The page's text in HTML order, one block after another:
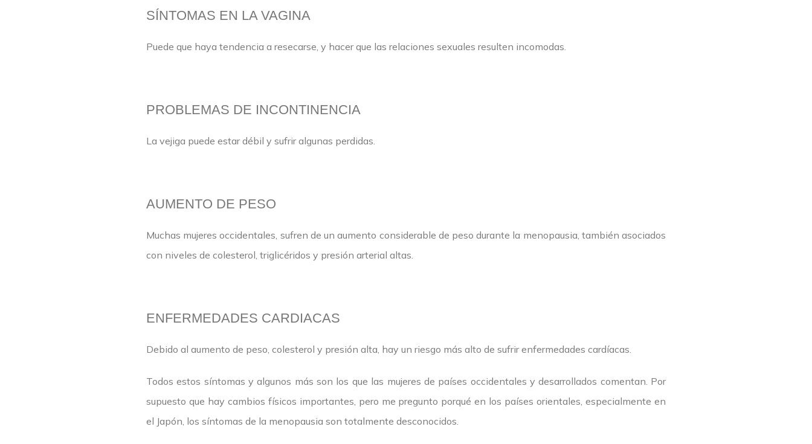
SÍNTOMAS EN LA VAGINA
Puede que haya tendencia a resecarse, y hacer que las relaciones sexuales resulten incomodas.
PROBLEMAS DE INCONTINENCIA
La vejiga puede estar débil y sufrir algunas perdidas.
AUMENTO DE PESO
Muchas mujeres occidentales, sufren de un aumento considerable de peso durante la menopausia, también asociados
con niveles de colesterol, triglicéridos y presión arterial altas.
ENFERMEDADES CARDIACAS
Debido al aumento de peso, colesterol y presión alta, hay un riesgo más alto de sufrir enfermedades cardíacas.
Todos estos síntomas y algunos más son los que las mujeres de países occidentales y desarrollados comentan. Por
supuesto que hay cambios físicos importantes, pero me pregunto porqué en los países orientales, especialmente en
el Japón, los síntomas de la menopausia son totalmente desconocidos.